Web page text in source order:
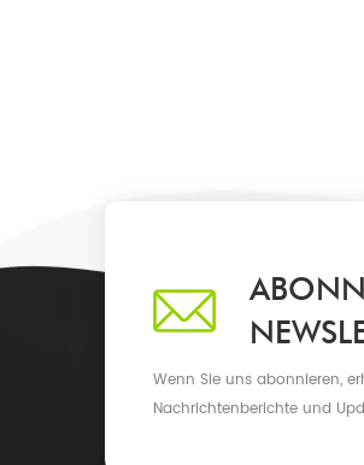
Wenn Sie uns abonnieren,
Nachrichtenberichte und